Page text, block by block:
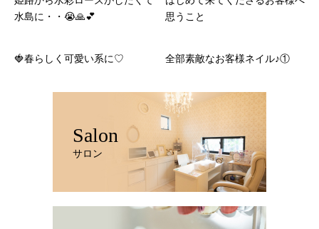
水島に・・😭🙏💕
思うこと
🍓春らしく可愛い系に♡ 全部素敵なお客様ネイル♪①
Salon
サロン